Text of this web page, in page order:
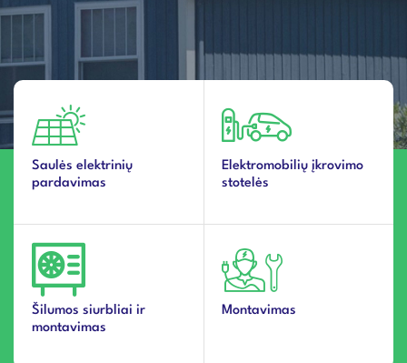
Saulės elektrinių
pardavimas
Elektromobilių įkrovimo
stotelės
Šilumos siurbliai ir
montavimas
Montavimas